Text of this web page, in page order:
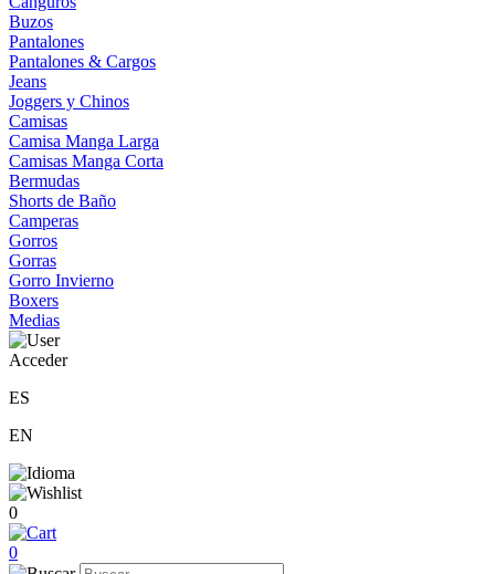
Buzos
Pantalones
Pantalones & Cargos
Jeans
Joggers y Chinos
Camisas
Camisa Manga Larga
Camisas Manga Corta
Bermudas
Shorts de Baño
Camperas
Gorros
Gorras
Gorro Invierno
Boxers
Medias
Acceder
ES
EN
0
0